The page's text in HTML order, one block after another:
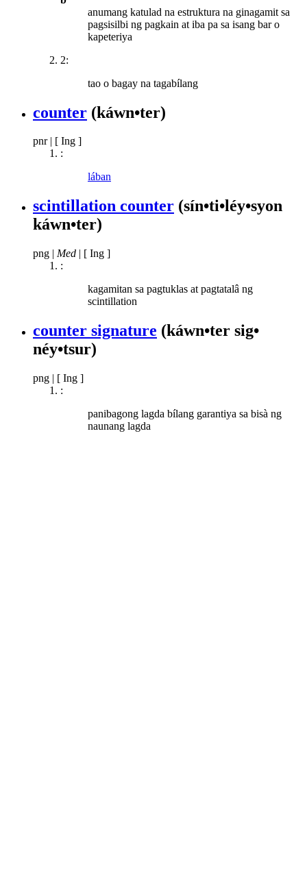
anumang katulad na estruktura na ginagamit sa
pagsisilbi ng pagkain at iba pa sa isang bar o
kapeteriya
2:
tao o bagay na tagabílang
counter (káwn•ter)
pnr | [ Ing ]
:
lában
scintillation counter (sín•ti•léy•syon
káwn•ter)
png | Med | [ Ing ]
:
kagamitan sa pagtuklas at pagtatalâ ng
scintillation
counter signature (káwn•ter sig•
néy•tsur)
png | [ Ing ]
:
panibagong lagda bílang garantiya sa bisà ng
naunang lagda